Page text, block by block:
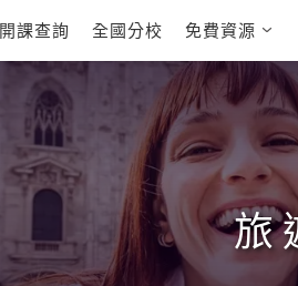
英文檢定
TOEIC 多益課程
IELTS 雅思課程
GEPT 全民英檢課程
TOEFL 托福課程
開課查詢 全國分校 免費資源
英文部落格
旅